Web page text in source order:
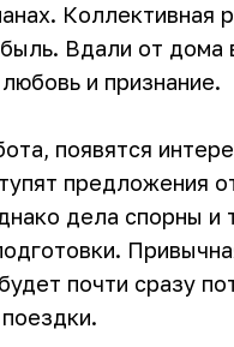
Коллективная
Вдали от дома
и признание.
появятся
предложения
дела спорны и
почти сразу